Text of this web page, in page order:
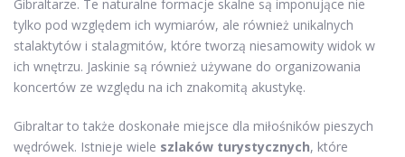
Gibraltarze. Te naturalne formacje skalne są imponujące nie
tylko pod względem ich wymiarów, ale również unikalnych
stalaktytów i stalagmitów, które tworzą niesamowity widok w
ich wnętrzu. Jaskinie są również używane do organizowania
koncertów ze względu na ich znakomitą akustykę.
Gibraltar to także doskonałe miejsce dla miłośników pieszych
wędrówek. Istnieje wiele szlaków turystycznych, które